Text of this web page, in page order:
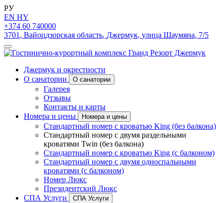
РУ
EN HY
+374 60 740000
3701 , Вайоцдзорская область, Джермук, улица Шаумяна, 7/5
Джермук и окрестности
О санатории
О санатории
Галерея
Отзывы
Контакты и карты
Номера и цены
Номера и цены
Стандартный номер с кроватью King (без балкона)
Стандартный номер с двумя раздельными
кроватями Twin (без балкона)
Стандартный номер с кроватью King (с балконом)
Стандартный номер с двумя односпальными
кроватями (с балконом)
Номер Люкс
Президентский Люкс
СПА Услуги
СПА Услуги